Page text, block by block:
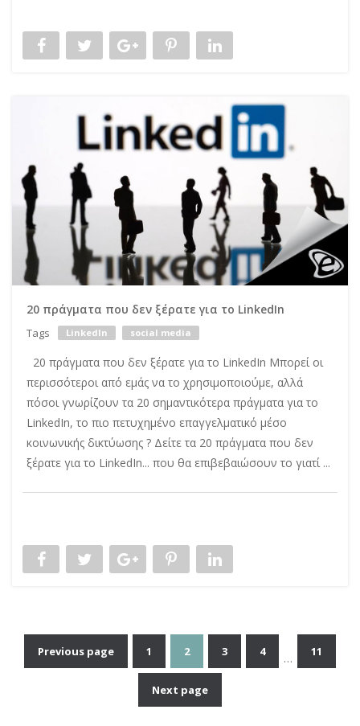
20 πράγματα που δεν ξέρατε για το LinkedIn
Tags LinkedIn social media
20 πράγματα που δεν ξέρατε για το LinkedIn Μπορεί οι
περισσότεροι από εμάς να το χρησιμοποιούμε, αλλά
πόσοι γνωρίζουν τα 20 σημαντικότερα πράγματα για το
LinkedIn, το πιο πετυχημένο επαγγελματικό μέσο
κοινωνικής δικτύωσης ? Δείτε τα 20 πράγματα που δεν
ξέρατε για το LinkedIn... που θα επιβεβαιώσουν το γιατί ...
Πλοήγηση
Previous page 1 2 3 4 … 11
Next page